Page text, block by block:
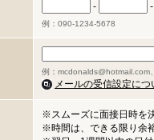
- -
例：090-1234-5678
例：
メールの受信設定につ
※スムーズに面接日時を
※時間は、できる限り余